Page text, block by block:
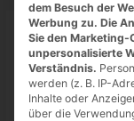
Startseite»News
Steam
23.06.2022/ Von
minute of reading
dem Besuch der
Werbung zu. Die
Sie den
unpersonalisierte
Verständnis.
werden (z. B. IP-
Inhalte oder
über die